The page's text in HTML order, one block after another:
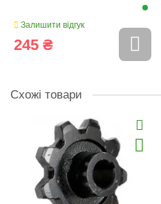
Залишити відгук
245 ₴
Схожі товари